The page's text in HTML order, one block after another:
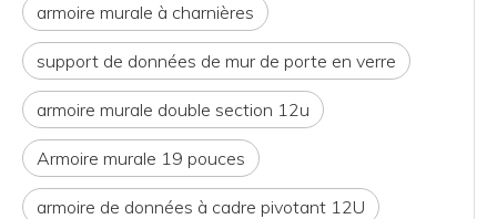
armoire murale à charnières
support de données de mur de porte en verre
armoire murale double section 12u
Armoire murale 19 pouces
armoire de données à cadre pivotant 12U